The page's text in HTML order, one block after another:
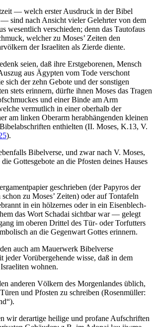
— welch erster Ausdruck in der Bibel
sind nach Ansicht vieler Gelehrter von dem
wesentlich verschieden; denn das Tautofaus
welcher zu Moses’ Zeiten den
der Israeliten als Zierde diente.
seien, daß ihre Erstgeborenen, Mensch
aus Ägypten vom Tode verschont
sich der zehn Gebote und der sonstigen
stets erinnern, dürfte ihnen Moses das Tragen
und einer Binde am Arm
vermutlich in einer oberhalb der
am linken Oberarm herabhängenden kleinen
enthielten (II. Moses, K.13, V.
).
Bibelverse, und zwar nach V. Moses,
Gottesgebote an die Pfosten deines Hauses
geschrieben (der Papyros der
zu Moses’ Zeiten) oder auf Tontafeln
in ein hölzernes oder in ein Eisenblech-
das Wort Schadai sichtbar war — gelegt
im oberen Drittel des Tür- oder Torfutters
an die Gegenwart Gottes erinnern.
auch am Mauerwerk Bibelverse
jeder Vorübergehende wisse, daß in dem
wohnen.
anderen Völkern des Morgenlandes üblich,
und Pfosten zu schreiben (Rosenmüller:
wir derartige heilige und profane Aufschriften